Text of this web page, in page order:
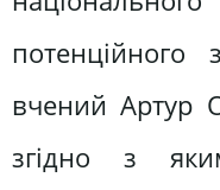
потенційного
вчений Артур
згідно з